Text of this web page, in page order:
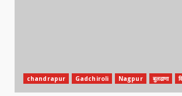
chandrapur Gadchiroli Nagpur बुलढाणा